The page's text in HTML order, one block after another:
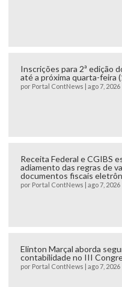
Inscrições para 2ª edição
até a próxima quarta-feira
por Portal ContNews | ago 7, 2026
Receita Federal e CGIBS
adiamento das regras de
documentos fiscais
por Portal ContNews | ago 7, 2026
Elinton Marçal aborda
contabilidade no III
por Portal ContNews | ago 7, 2026